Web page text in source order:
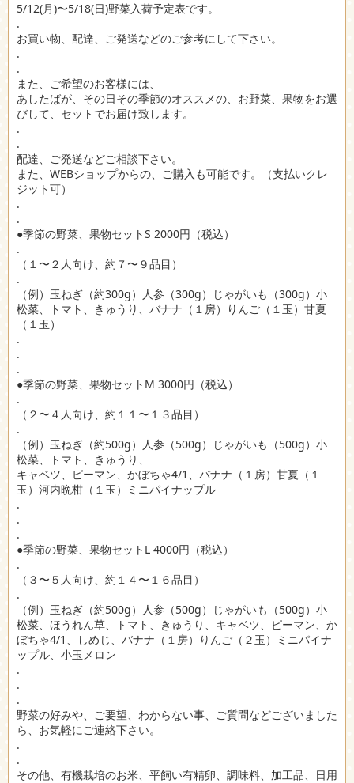
5/12(月)〜5/18(日)野菜入荷予定表です。
.
お買い物、配達、ご発送などのご参考にして下さい。
.
.
また、ご希望のお客様には、
あしたばが、その日その季節のオススメの、お野菜、果物をお選
びして、セットでお届け致します。
.
.
配達、ご発送などご相談下さい。
また、WEBショップからの、ご購入も可能です。（支払いクレ
ジット可）
.
.
●季節の野菜、果物セットS 2000円（税込）
.
（１〜２人向け、約７〜９品目）
.
（例）玉ねぎ（約300g）人参（300g）じゃがいも（300g）小
松菜、トマト、きゅうり、バナナ（１房）りんご（１玉）甘夏
（１玉）
.
.
.
●季節の野菜、果物セットM 3000円（税込）
.
（２〜４人向け、約１１〜１３品目）
.
（例）玉ねぎ（約500g）人参（500g）じゃがいも（500g）小
松菜、トマト、きゅうり、
キャベツ、ピーマン、かぼちゃ4/1、バナナ（１房）甘夏（１
玉）河内晩柑（１玉）ミニパイナップル
.
.
.
●季節の野菜、果物セットL 4000円（税込）
.
（３〜５人向け、約１４〜１６品目）
.
（例）玉ねぎ（約500g）人参（500g）じゃがいも（500g）小
松菜、ほうれん草、トマト、きゅうり、キャベツ、ピーマン、か
ぼちゃ4/1、しめじ、バナナ（１房）りんご（２玉）ミニパイナ
ップル、小玉メロン
.
.
.
野菜の好みや、ご要望、わからない事、ご質問などございました
ら、お気軽にご連絡下さい。
.
.
その他、有機栽培のお米、平飼い有精卵、調味料、加工品、日用